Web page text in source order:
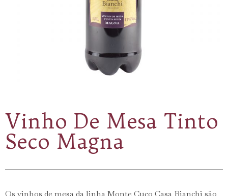
Vinho De Mesa Tinto
Seco Magna